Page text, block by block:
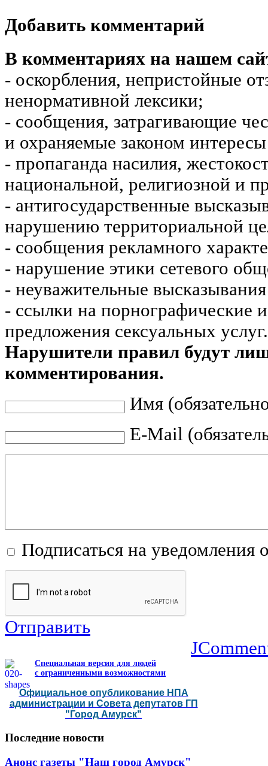
Добавить комментарий
В комментариях на нашем
- оскорбления, непристойные
ненормативной лексики;
- сообщения, затрагивающие
и охраняемые законом
- пропаганда насилия,
национальной, религиозной и
- антигосударственные
нарушению территориальной
- сообщения рекламного
- нарушение этики сетевого
- неуважительные
- ссылки на порнографические
предложения сексуальных услуг.
Нарушители правил будут
комментирования.
Имя
E-Mail
Подписаться на уведомления
Отправить
Специальная версия для людей
с ограниченными возможностями
Официальное опубликование НПА
администрации и Совета депутатов ГП
"Город Амурск"
Последние новости
Анонс газеты "Наш город Амурск"